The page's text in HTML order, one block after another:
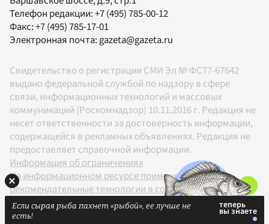
Телефон редакции:+7 (495) 785-00-12
Факс:+7 (495) 785-17-01
Электронная почта:gazeta@gazeta.ru
Свидетельство о регистрации СМИ Эл № ФС77-67642
выдано федеральной службой по надзору в сфере
связи, информационных технологий и массовых
коммуникаций (Роскомнадзор) 10.11.2016 г. Редакция не
несет ответственности за достоверность информации,
содержащейся в рекламных объявлениях. Редакция не
предоставляет справочной информации.
Информация об ограничениях
На информационном ресурсе применяются
рекомендательные технологии в соответствии с
Правилами
Если сырая рыба пахнет «рыбой», ее лучше не
есть!